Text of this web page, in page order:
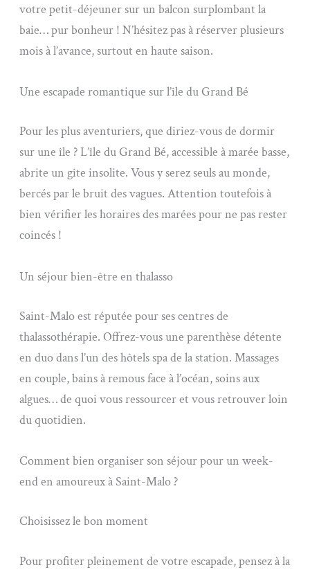
votre petit-déjeuner sur un balcon surplombant la
baie… pur bonheur ! N’hésitez pas à réserver plusieurs
mois à l’avance, surtout en haute saison.
Une escapade romantique sur l’île du Grand Bé
Pour les plus aventuriers, que diriez-vous de dormir
sur une île ? L’île du Grand Bé, accessible à marée basse,
abrite un gîte insolite. Vous y serez seuls au monde,
bercés par le bruit des vagues. Attention toutefois à
bien vérifier les horaires des marées pour ne pas rester
coincés !
Un séjour bien-être en thalasso
Saint-Malo est réputée pour ses centres de
thalassothérapie. Offrez-vous une parenthèse détente
en duo dans l’un des hôtels spa de la station. Massages
en couple, bains à remous face à l’océan, soins aux
algues… de quoi vous ressourcer et vous retrouver loin
du quotidien.
Comment bien organiser son séjour pour un week-
end en amoureux à Saint-Malo ?
Choisissez le bon moment
Pour profiter pleinement de votre escapade, pensez à la